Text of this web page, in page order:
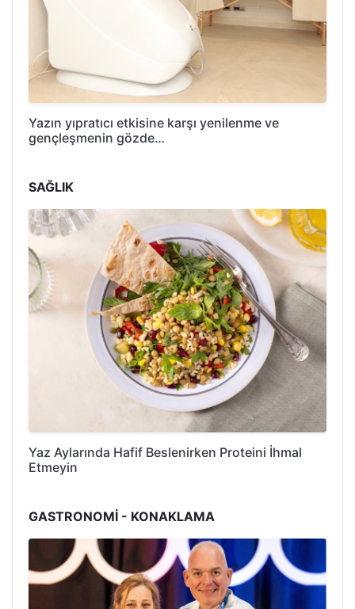
Yazın yıpratıcı etkisine karşı yenilenme ve
gençleşmenin gözde…
SAĞLIK
Yaz Aylarında Hafif Beslenirken Proteini İhmal
Etmeyin
GASTRONOMİ - KONAKLAMA